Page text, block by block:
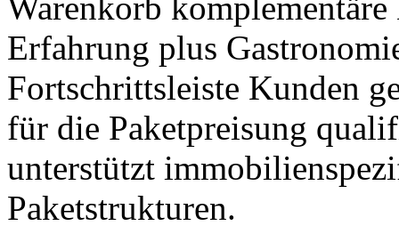
Warenkorb
Erfahrung plus
Fortschrittsleiste Kunden
für die Paketpreisung
unterstützt
Paketstrukturen.